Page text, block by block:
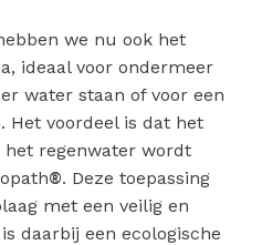
we nu ook het
ideaal voor ondermeer
water staan of voor een
Het voordeel is dat het
regenwater wordt
®. Deze toepassing
met een veilig en
daarbij een ecologische